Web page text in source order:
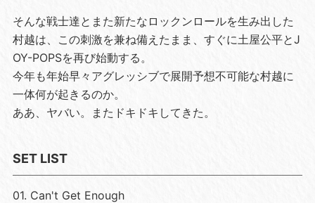
そんな戦士達とまた新たなロックンロールを生み出した
村越は、この刺激を兼ね備えたまま、すぐに土屋公平とJ
OY-POPSを再び始動する。
今年も年始早々アグレッシブで展開予想不可能な村越に
一体何が起きるのか。
ああ、ヤバい。またドキドキしてきた。
SET LIST
01. Can't Get Enough